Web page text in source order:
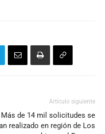
Artículo siguiente
Más de 14 mil solicitudes se
realizado en región de Los